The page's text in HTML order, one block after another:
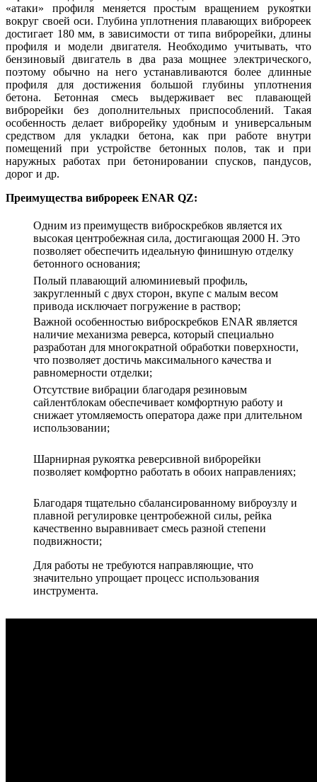
«атаки» профиля меняется простым вращением рукоятки
вокруг своей оси. Глубина уплотнения плавающих виброреек
достигает 180 мм, в зависимости от типа виброрейки, длины
профиля и модели двигателя. Необходимо учитывать, что
бензиновый двигатель в два раза мощнее электрического,
поэтому обычно на него устанавливаются более длинные
профиля для достижения большой глубины уплотнения
бетона. Бетонная смесь выдерживает вес плавающей
виброрейки без дополнительных приспособлений. Такая
особенность делает виброрейку удобным и универсальным
средством для укладки бетона, как при работе внутри
помещений при устройстве бетонных полов, так и при
наружных работах при бетонировании спусков, пандусов,
дорог и др.
Преимущества виброреек ENAR QZ:
Одним из преимуществ виброскребков является их
высокая центробежная сила, достигающая 2000 Н. Это
позволяет обеспечить идеальную финишную отделку
бетонного основания;
Полый плавающий алюминиевый профиль,
закругленный с двух сторон, вкупе с малым весом
привода исключает погружение в раствор;
Важной особенностью виброскребков ENAR является
наличие механизма реверса, который специально
разработан для многократной обработки поверхности,
что позволяет достичь максимального качества и
равномерности отделки;
Отсутствие вибрации благодаря резиновым
сайлентблокам обеспечивает комфортную работу и
снижает утомляемость оператора даже при длительном
использовании;
Шарнирная рукоятка реверсивной виброрейки
позволяет комфортно работать в обоих направлениях;
Благодаря тщательно сбалансированному виброузлу и
плавной регулировке центробежной силы, рейка
качественно выравнивает смесь разной степени
подвижности;
Для работы не требуются направляющие, что
значительно упрощает процесс использования
инструмента.